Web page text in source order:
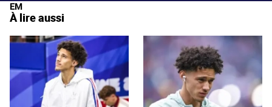
EM
À lire aussi